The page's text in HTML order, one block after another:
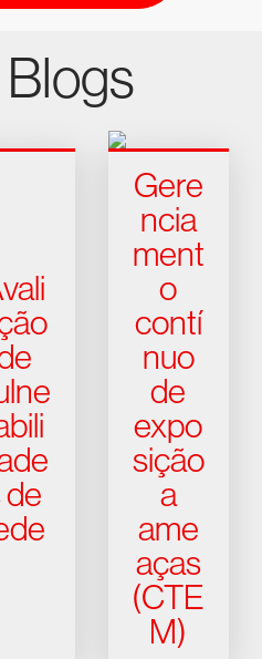
de
Gere
ncia
ment
o
contí
nuo
de
expo
sição
a
ame
aças
(CTE
M)